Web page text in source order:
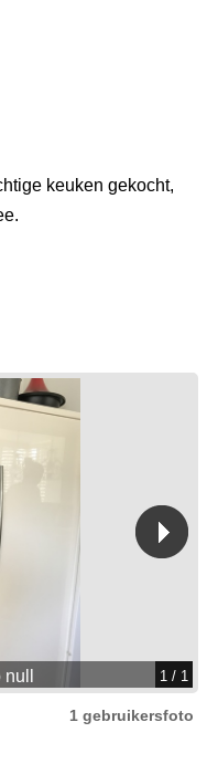
keuken gekocht,
1 / 1
1 gebruikersfoto